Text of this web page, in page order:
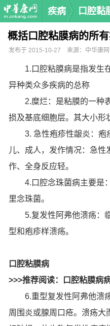
疾病 口腔黏
概括口腔粘膜病的所
发布于 2015-10-27 来源：中华康网
1.口腔粘膜病是指发生在
异种类众多疾病的总称
2.糜烂：是粘膜的一种表
损及基底细胞层。其大小形
3. 急性疱疹性龈炎：疱
儿、成人，发作情况：急性
作、全身反应轻。
4.口腔念珠菌病主要是：
里念珠菌。
5.复发性阿弗他溃疡：临
型和疱疹样溃疡。
口腔粘膜病
>>>推荐阅读：口腔粘膜病
6.重型复发性阿弗他溃疡
周围炎或腺周口疮。溃疡大